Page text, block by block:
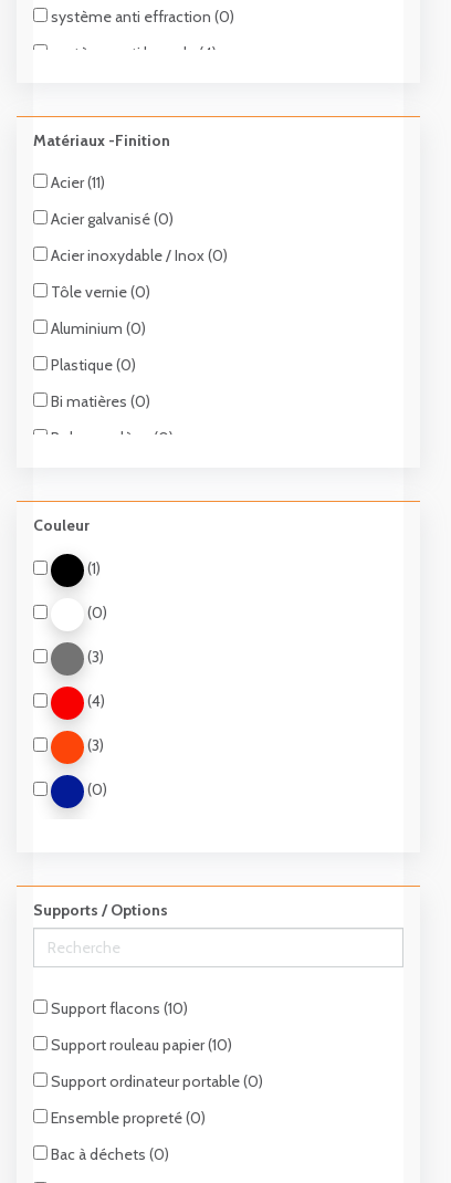
système anti effraction (0)
système anti bascule (4)
Matériaux -Finition
Acier (11)
Acier galvanisé (0)
Acier inoxydable / Inox (0)
Tôle vernie (0)
Aluminium (0)
Plastique (0)
Bi matières (0)
Polypropylène (0)
Couleur
(1)
(0)
(3)
(4)
(3)
(0)
(0)
Supports / Options
Support flacons (10)
Support rouleau papier (10)
Support ordinateur portable (0)
Ensemble propreté (0)
Bac à déchets (0)